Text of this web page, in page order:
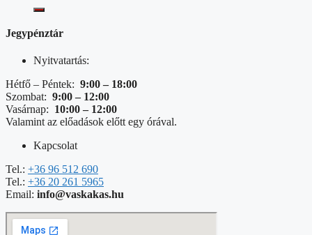
Jegypénztár
Nyitvatartás:
Hétfő – Péntek: 9:00 – 18:00
Szombat: 9:00 – 12:00
Vasárnap: 10:00 – 12:00
Valamint az előadások előtt egy órával.
Kapcsolat
Tel.: +36 96 512 690
Tel.: +36 20 261 5965
Email: info@vaskakas.hu